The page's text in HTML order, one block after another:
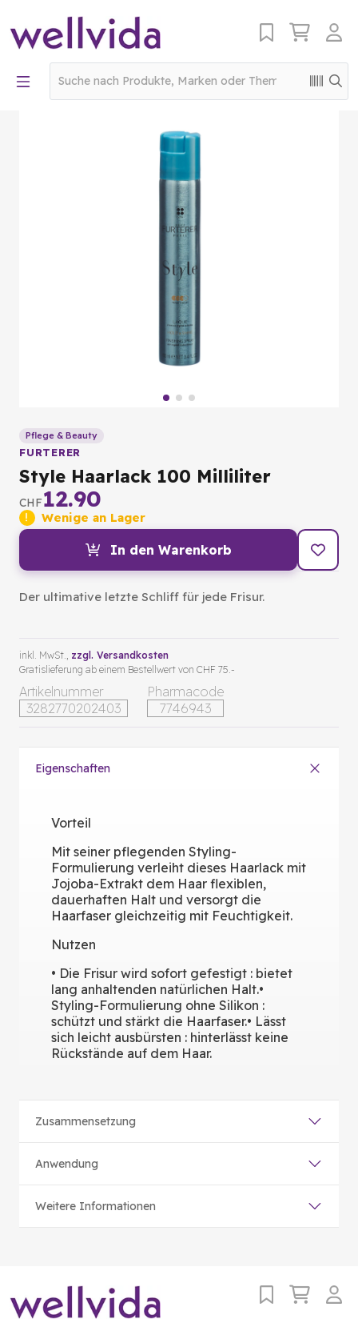
Pflege & Beauty
FURTERER
Style Haarlack 100 Milliliter
CHF12.90
Wenige an Lager
In den Warenkorb
Der ultimative letzte Schliff für jede Frisur.
Artikelnummer
3282770202403
Pharmacode
7746943
inkl. MwSt., zzgl. Versandkosten
Gratislieferung ab einem Bestellwert von CHF 75.-
Eigenschaften
Vorteil
Mit seiner pflegenden Styling-
Formulierung verleiht dieses Haarlack mit
Jojoba-Extrakt dem Haar flexiblen,
dauerhaften Halt und versorgt die
Haarfaser gleichzeitig mit Feuchtigkeit.
Nutzen
• Die Frisur wird sofort gefestigt : bietet
lang anhaltenden natürlichen Halt.•
Styling-Formulierung ohne Silikon :
schützt und stärkt die Haarfaser.• Lässt
sich leicht ausbürsten : hinterlässt keine
Rückstände auf dem Haar.
Zusammensetzung
Anwendung
Weitere Informationen